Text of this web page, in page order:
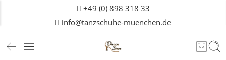
+49 (0) 898 318 33
info@tanzschuhe-muenchen.de